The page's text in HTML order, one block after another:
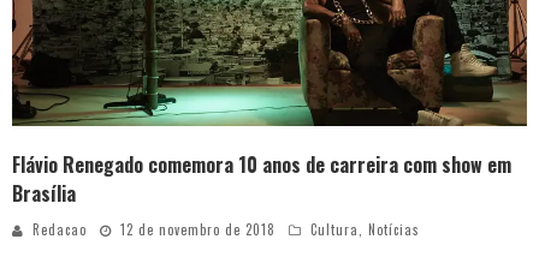
Flávio Renegado comemora 10 anos de carreira com show em
Brasília
Redacao 12 de novembro de 2018 Cultura, Notícias